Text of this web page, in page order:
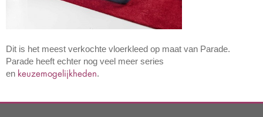
Dit is het meest verkochte vloerkleed op maat van Parade.
Parade heeft echter nog veel meer series
en keuzemogelijkheden.